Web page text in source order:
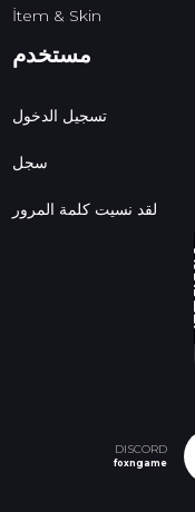
İtem & Skin
مستخدم
تسجيل الدخول
سجل
لقد نسيت كلمة المرور
DISCORD
foxngame